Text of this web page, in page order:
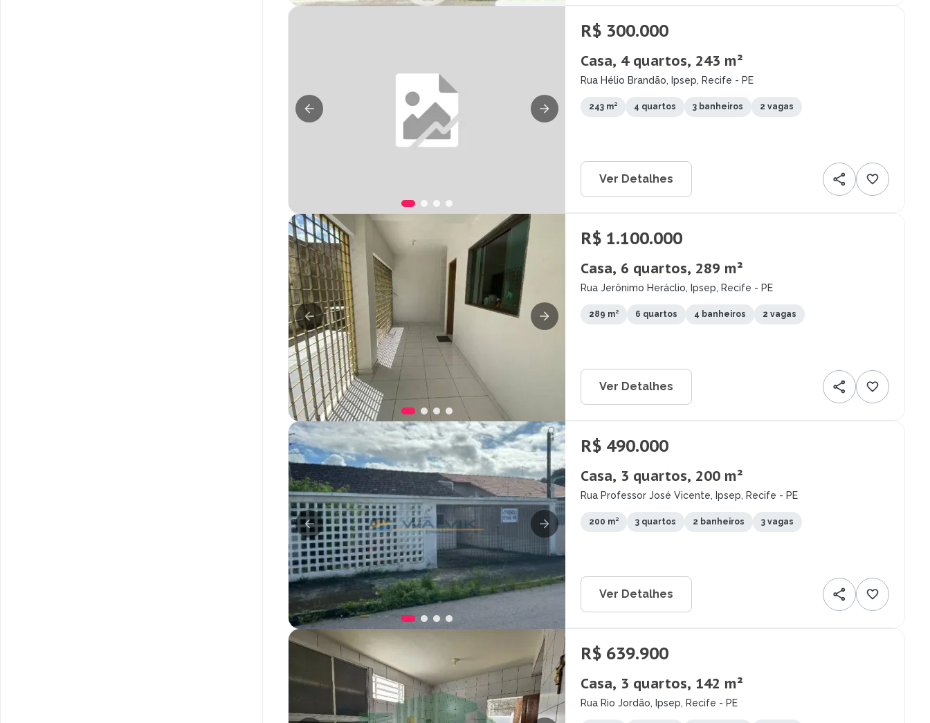
R$ 300.000
Casa, 4 quartos, 243 m²
Rua Hélio Brandão, Ipsep, Recife - PE
243 m² 4 quartos 3 banheiros 2 vagas
Ver Detalhes
R$ 1.100.000
Casa, 6 quartos, 289 m²
Rua Jerônimo Heráclio, Ipsep, Recife - PE
289 m² 6 quartos 4 banheiros 2 vagas
Ver Detalhes
R$ 490.000
Casa, 3 quartos, 200 m²
Rua Professor José Vicente, Ipsep, Recife - PE
200 m² 3 quartos 2 banheiros 3 vagas
Ver Detalhes
R$ 639.900
Casa, 3 quartos, 142 m²
Rua Rio Jordão, Ipsep, Recife - PE